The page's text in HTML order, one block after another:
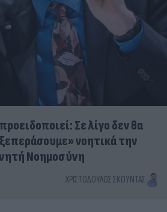
Σε λίγο δεν θα
νοητικά την
Νοημοσύνη
ΧΡΙΣΤΌΔΟΥΛΟΣ ΣΚΟΎΝΤΑΣ